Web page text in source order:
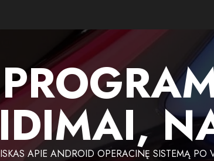
APIE ANDROID OPERACINĘ SISTEMĄ PO